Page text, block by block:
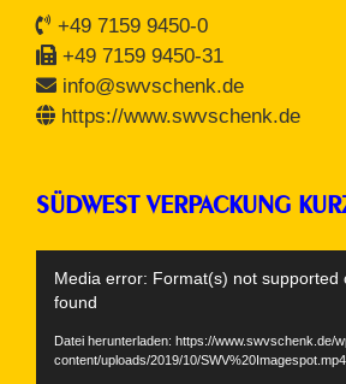
+49 7159 9450-0
+49 7159 9450-31
info@swvschenk.de
https://www.swvschenk.de
SÜDWEST VERPACKUNG
Player
Media error: Format(s) not supported
found
Datei herunterladen: https://www.swvschenk.de/
content/uploads/2019/10/